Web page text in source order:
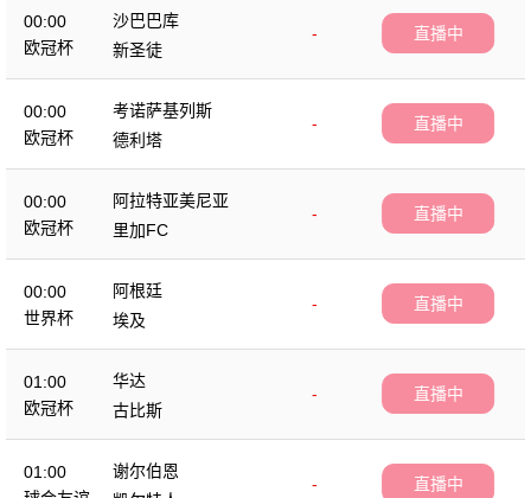
00:00
欧冠杯
沙巴巴库
-
新圣徒
直播中
00:00
欧冠杯
考诺萨基列斯
-
德利塔
直播中
00:00
欧冠杯
阿拉特亚美尼亚
-
里加FC
直播中
00:00
世界杯
阿根廷
-
埃及
直播中
01:00
欧冠杯
华达
-
古比斯
直播中
01:00
谢尔伯恩
-
直播中